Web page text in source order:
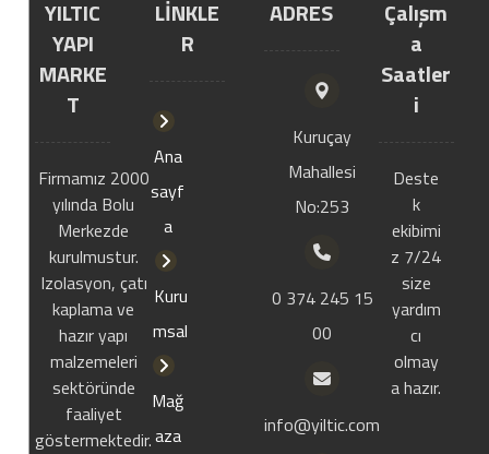
YILTIC
YAPI
MARKE
T
Firmamız 2000
yılında Bolu
Merkezde
kurulmustur.
Izolasyon, çatı
kaplama ve
hazır yapı
malzemeleri
sektöründe
faaliyet
göstermektedir.
LİNKLE
R
Ana
sayf
a
Kuru
msal
Mağ
aza
ADRES
Kuruçay
Mahallesi
No:253
0 374 245 15
00
info@yiltic.com
Çalışm
a
Saatler
i
Deste
k
ekibimi
z 7/24
size
yardım
cı
olmay
a hazır.